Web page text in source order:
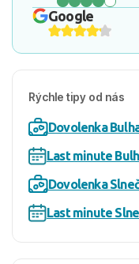
Google
Rýchle tipy od nás
Dovolenka
Last minute
Dovolenka
Last minute